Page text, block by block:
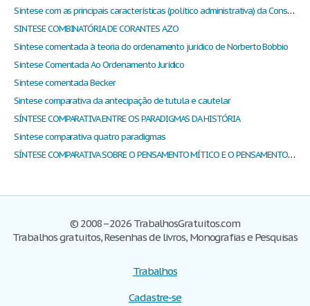
Síntese com as principais características (político administrativa) da Constituição Federal Brasileira de 1967
SINTESE COMBINATÓRIA DE CORANTES AZO
Síntese comentada à teoria do ordenamento jurídico de Norberto Bobbio
Síntese Comentada Ao Ordenamento Jurídico
Síntese comentada Becker
Sintese comparativa da antecipação de tutula e cautelar
SÍNTESE COMPARATIVA ENTRE OS PARADIGMAS DA HISTÓRIA
Síntese comparativa quatro paradigmas
SÍNTESE COMPARATIVA SOBRE O PENSAMENTO MÍTICO E O PENSAMENTO RACIONAL
© 2008–2026 TrabalhosGratuitos.com
Trabalhos gratuitos, Resenhas de livros, Monografias e Pesquisas
Trabalhos
Cadastre-se